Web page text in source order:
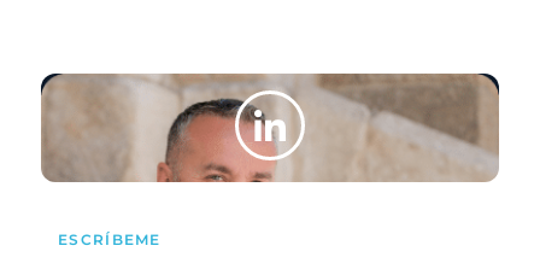
ESCRÍBEME